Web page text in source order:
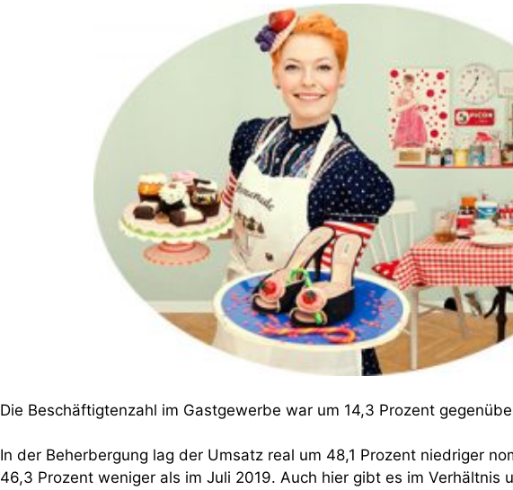
Die Beschäftigtenzahl im Gastgewerbe war um 14,3 Prozent
In der Beherbergung lag der Umsatz real um 48,1 Prozent niedriger
46,3 Prozent weniger als im Juli 2019. Auch hier gibt es im Verhältnis